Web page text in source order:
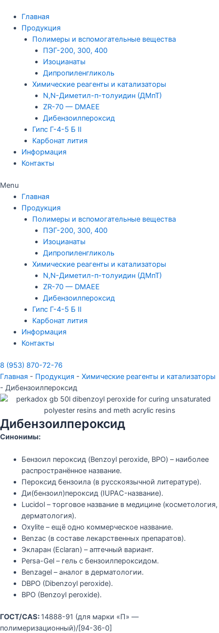
содержимому
Главная
Продукция
Полимеры и вспомогательные вещества
ПЭГ-200, 300, 400
Изоцианаты
Дипропиленгликоль
Химические реагенты и катализаторы
N,N-Диметил-п-толуидин (ДМпТ)
ZR-70 — DMAEE
Дибензоилпероксид
Гипс Г-4-5 Б II
Карбонат лития
Информация
Контакты
Menu
Главная
Продукция
Полимеры и вспомогательные вещества
ПЭГ-200, 300, 400
Изоцианаты
Дипропиленгликоль
Химические реагенты и катализаторы
N,N-Диметил-п-толуидин (ДМпТ)
ZR-70 — DMAEE
Дибензоилпероксид
Гипс Г-4-5 Б II
Карбонат лития
Информация
Контакты
8 (953) 870-72-76
Главная - Продукция - Химические реагенты и катализаторы
- Дибензоилпероксид
Дибензоилпероксид
Синонимы:
Бензоил пероксид (Benzoyl peroxide, BPO) – наиболее
распространённое название.
Пероксид бензоила (в русскоязычной литературе).
Ди(бензоил)пероксид (IUPAC-название).
Lucidol – торговое название в медицине (косметология,
дерматология).
Oxylite – ещё одно коммерческое название.
Benzac (в составе лекарственных препаратов).
Экларан (Eclaran) – аптечный вариант.
Persa-Gel – гель с бензоилпероксидом.
Benzagel – аналог в дерматологии.
DBPO (Dibenzoyl peroxide).
BPO (Benzoyl peroxide).
ГОСТ/CAS: 14888-91 (для марки «П» —
полимеризационный)/[94-36-0]